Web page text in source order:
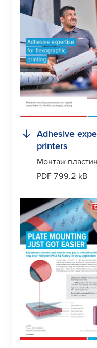
Adhesive
printers
Монтаж
PDF 799.2 kB